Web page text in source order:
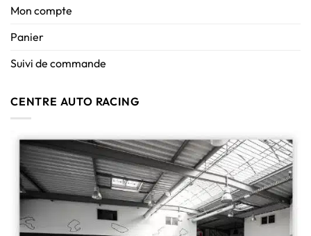
Mon compte
Panier
Suivi de commande
CENTRE AUTO RACING